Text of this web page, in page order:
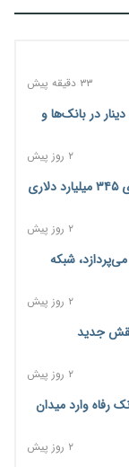
۳۳ دقیقه پیش
در بانک‌ها و
۲ روز پیش
جنگ کریدورها وارد فاز جدید شد؛ سرمایه‌گذاری ۳۴۵ میلیارد دلاری
۲ روز پیش
شبکه
۲ روز پیش
جدید
۲ روز پیش
بانک رفاه وارد میدان
۲ روز پیش